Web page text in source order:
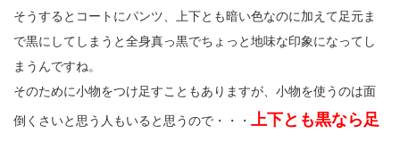
そうするとコートにパンツ、上下とも暗い色なのに加えて足元ま
で黒にしてしまうと全身真っ黒でちょっと地味な印象になってし
まうんですね。
そのために小物をつけ足すこともありますが、小物を使うのは面
倒くさいと思う人もいると思うので・・・ 上下とも黒なら足